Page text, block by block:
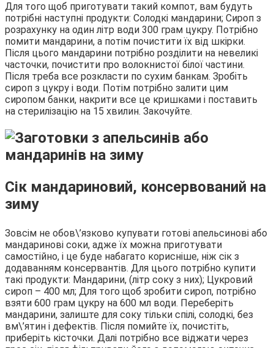
Для того щоб приготувати такий компот, вам будуть
потрібні наступні продукти: Солодкі мандарини; Сироп з
розрахунку на один літр води 300 грам цукру. Потрібно
помити мандарини, а потім почистити їх від шкірки.
Після цього мандарини потрібно розділити на невеликі
часточки, почистити про волокнистої білої частини.
Після треба все розкласти по сухим банкам. Зробіть
сироп з цукру і води. Потім потрібно залити цим
сиропом банки, накрити все це кришками і поставить
на стерилізацію на 15 хвилин. Закочуйте.
Сік мандариновий, консервований на
зиму
Зовсім не обов\’язково купувати готові апельсинові або
мандаринові соки, адже їх можна приготувати
самостійно, і це буде набагато корисніше, ніж сік з
додаванням консервантів. Для цього потрібно купити
такі продукти: Мандарини, (літр соку з них); Цукровий
сироп – 400 мл; Для того щоб зробити сироп, потрібно
взяти 600 грам цукру на 600 мл води. Переберіть
мандарини, залиште для соку тільки спілі, солодкі, без
вм\’ятин і дефектів. Після помийте їх, почистіть,
приберіть кісточки. Далі потрібно все віджати через